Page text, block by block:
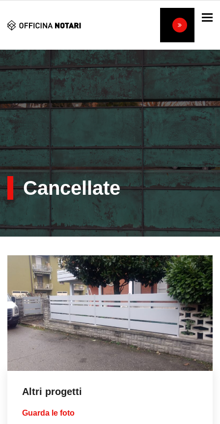
Cancellate
Altri progetti
Guarda le foto